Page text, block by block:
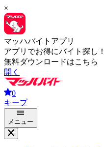
×
マッハバイトアプリ
アプリでお得にバイト探し！
無料ダウンロードはこちら
開く
0
キープ
メニュー